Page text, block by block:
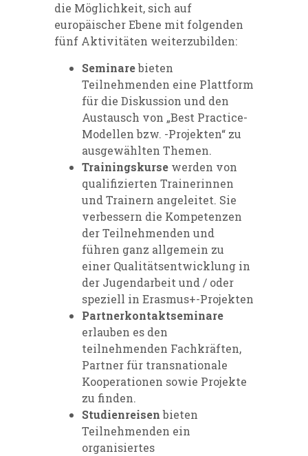
die Möglichkeit, sich auf
europäischer Ebene mit folgenden
fünf Aktivitäten weiterzubilden:
Seminarebieten
Teilnehmenden eine Plattform
für die Diskussion und den
Austausch von „Best Practice-
Modellen bzw. -Projekten“ zu
ausgewählten Themen.
Trainingskurse werden von
qualifizierten Trainerinnen
und Trainern angeleitet. Sie
verbessern die Kompetenzen
der Teilnehmenden und
führen ganz allgemein zu
einer Qualitätsentwicklung in
der Jugendarbeit und / oder
speziell in Erasmus+-Projekten
Partnerkontaktseminare
erlauben es den
teilnehmenden Fachkräften,
Partner für transnationale
Kooperationen sowie Projekte
zu finden.
Studienreisenbieten
Teilnehmenden ein
organisiertes